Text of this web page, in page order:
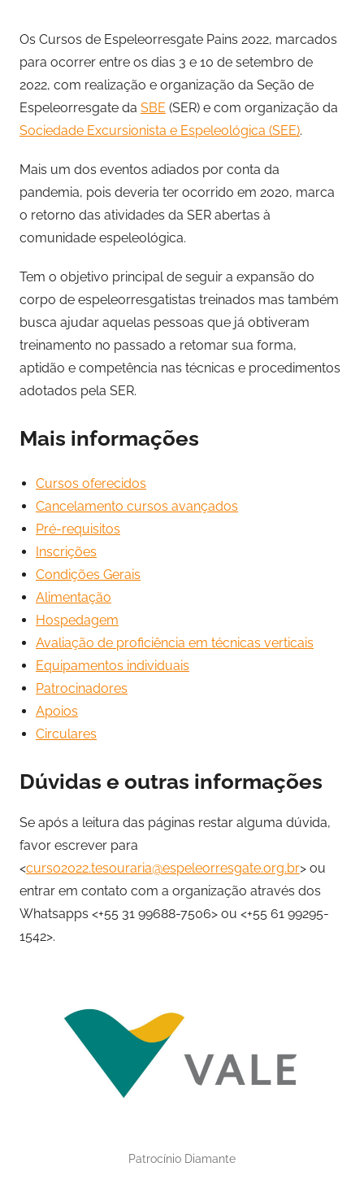
Os Cursos de Espeleorresgate Pains 2022, marcados
para ocorrer entre os dias 3 e 10 de setembro de
2022, com realização e organização da Seção de
Espeleorresgate da SBE (SER) e com organização da
Sociedade Excursionista e Espeleológica (SEE).
Mais um dos eventos adiados por conta da
pandemia, pois deveria ter ocorrido em 2020, marca
o retorno das atividades da SER abertas à
comunidade espeleológica.
Tem o objetivo principal de seguir a expansão do
corpo de espeleorresgatistas treinados mas também
busca ajudar aquelas pessoas que já obtiveram
treinamento no passado a retomar sua forma,
aptidão e competência nas técnicas e procedimentos
adotados pela SER.
Mais informações
Cursos oferecidos
Cancelamento cursos avançados
Pré-requisitos
Inscrições
Condições Gerais
Alimentação
Hospedagem
Avaliação de proficiência em técnicas verticais
Equipamentos individuais
Patrocinadores
Apoios
Circulares
Dúvidas e outras informações
Se após a leitura das páginas restar alguma dúvida,
favor escrever para
<curso2022.tesouraria@espeleorresgate.org.br> ou
entrar em contato com a organização através dos
Whatsapps <+55 31 99688-7506> ou <+55 61 99295-
1542>.
Patrocínio Diamante